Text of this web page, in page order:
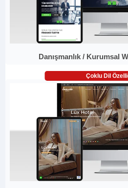
Danışmanlık / Kurumsal
Çoklu Dil